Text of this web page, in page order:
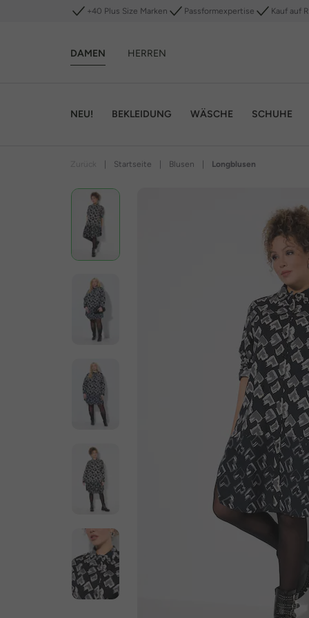
+40 Plus Size Marken Passformexpertise Kauf auf
DAMEN HERREN
NEU! BEKLEIDUNG WÄSCHE SCHUHE
Startseite Blusen Longblusen